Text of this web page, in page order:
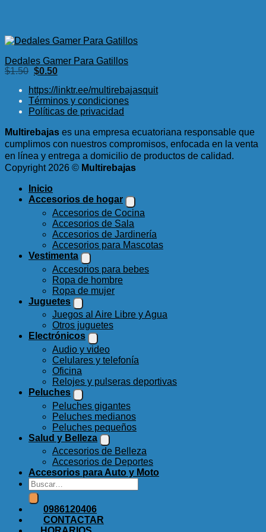
Dedales Gamer Para Gatillos
$1.50 El
original
era:
$1.50.
$0.50El
actual
es:
$0.50.
https://linktr.ee/multirebajasquit
Términos y condiciones
Políticas de privacidad
Multirebajas es una empresa ecuatoriana responsable que
cumplimos con nuestros compromisos, enfocada en la venta
en línea y entrega a domicilio de productos de calidad.
Copyright 2026 © Multirebajas
Inicio
Accesorios de hogar
Accesorios de Cocina
Accesorios de Sala
Accesorios de Jardinería
Accesorios para Mascotas
Vestimenta
Accesorios para bebes
Ropa de hombre
Ropa de mujer
Juguetes
Juegos al Aire Libre y Agua
Otros juguetes
Electrónicos
Audio y video
Celulares y telefonía
Oficina
Relojes y pulseras deportivas
Peluches
Peluches gigantes
Peluches medianos
Peluches pequeños
Salud y Belleza
Accesorios de Belleza
Accesorios de Deportes
Accesorios para Auto y Moto
Buscar
por:
0986120406
CONTACTAR